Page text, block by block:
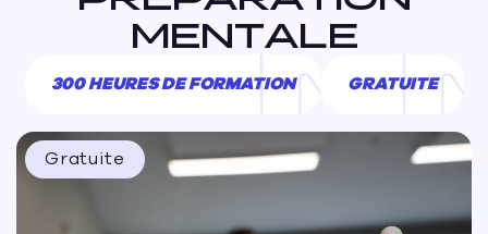
MENTALE
300 HEURES DE FORMATION GRATUITE
Gratuite